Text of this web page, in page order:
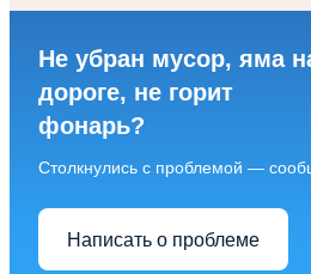
Не убран мусор, яма
дороге, не горит
фонарь?
Столкнулись с проблемой —
Написать о проблеме